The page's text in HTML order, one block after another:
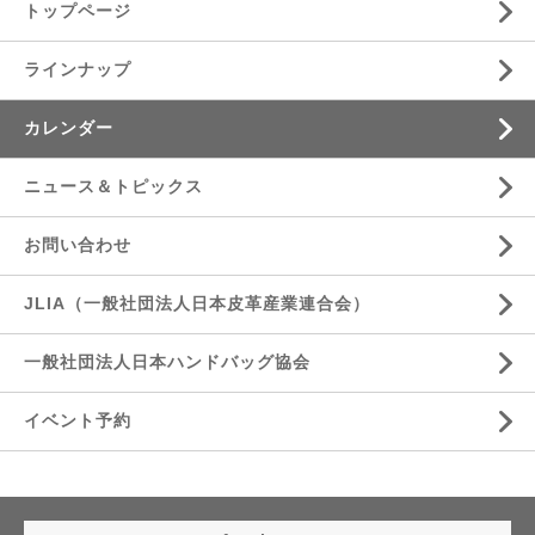
トップページ
ラインナップ
カレンダー
ニュース＆トピックス
お問い合わせ
JLIA（一般社団法人日本皮革産業連合会）
一般社団法人日本ハンドバッグ協会
イベント予約